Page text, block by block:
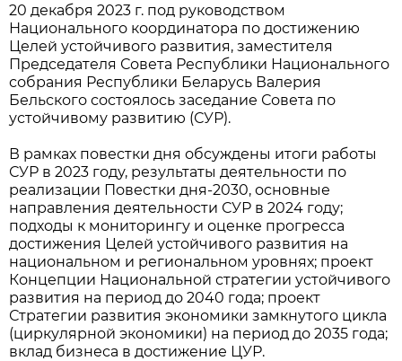
20 декабря 2023 г. под руководством
Национального координатора по достижению
Целей устойчивого развития, заместителя
Председателя Совета Республики Национального
собрания Республики Беларусь Валерия
Бельского состоялось заседание Совета по
устойчивому развитию (СУР).
В рамках повестки дня обсуждены итоги работы
СУР в 2023 году, результаты деятельности по
реализации Повестки дня-2030, основные
направления деятельности СУР в 2024 году;
подходы к мониторингу и оценке прогресса
достижения Целей устойчивого развития на
национальном и региональном уровнях; проект
Концепции Национальной стратегии устойчивого
развития на период до 2040 года; проект
Стратегии развития экономики замкнутого цикла
(циркулярной экономики) на период до 2035 года;
вклад бизнеса в достижение ЦУР.